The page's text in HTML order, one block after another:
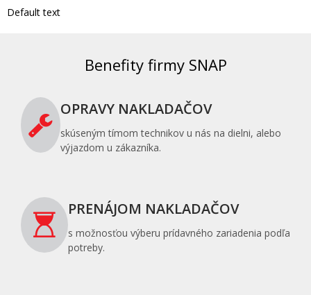
Default text
Benefity firmy SNAP
OPRAVY NAKLADAČOV
skúseným tímom technikov u nás na dielni, alebo
výjazdom u zákazníka.
PRENÁJOM NAKLADAČOV
s možnosťou výberu prídavného zariadenia podľa
potreby.